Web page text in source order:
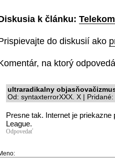
k článku:
do diskusií ako
na ktorý
ultraradikalny
Od: syntaxterrorXXX. X |
Presne tak. Internet je
League.
Odpovedať